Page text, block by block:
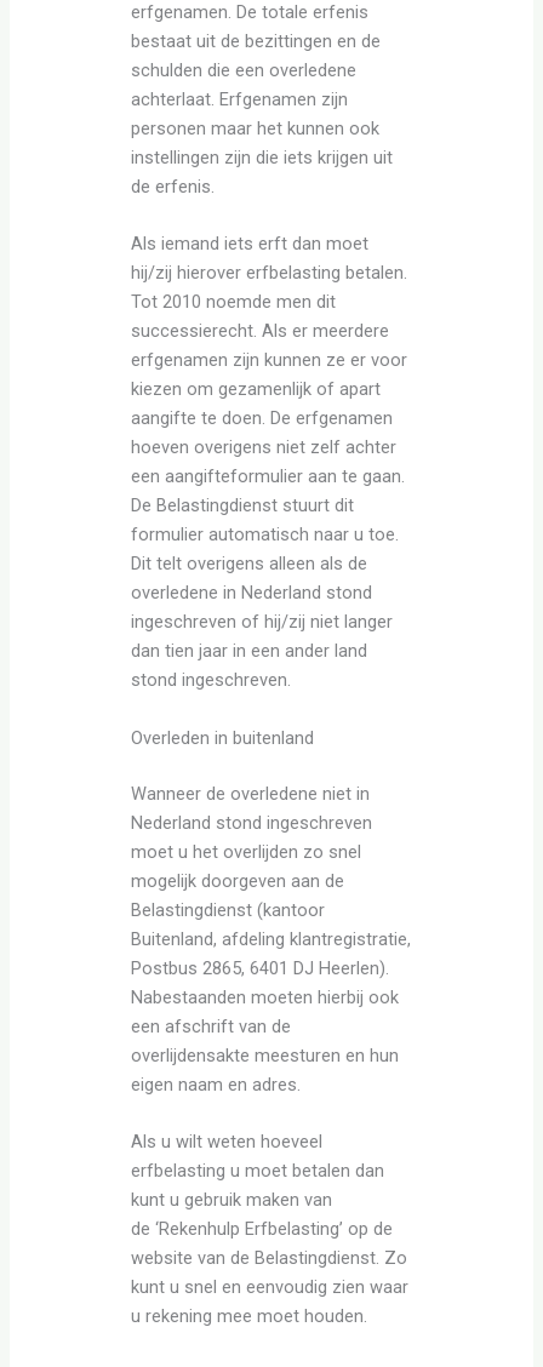
erfgenamen. De totale erfenis
bestaat uit de bezittingen en de
schulden die een overledene
achterlaat. Erfgenamen zijn
personen maar het kunnen ook
instellingen zijn die iets krijgen uit
de erfenis.
Als iemand iets erft dan moet
hij/zij hierover erfbelasting betalen.
Tot 2010 noemde men dit
successierecht. Als er meerdere
erfgenamen zijn kunnen ze er voor
kiezen om gezamenlijk of apart
aangifte te doen. De erfgenamen
hoeven overigens niet zelf achter
een aangifteformulier aan te gaan.
De Belastingdienst stuurt dit
formulier automatisch naar u toe.
Dit telt overigens alleen als de
overledene in Nederland stond
ingeschreven of hij/zij niet langer
dan tien jaar in een ander land
stond ingeschreven.
Overleden in buitenland
Wanneer de overledene niet in
Nederland stond ingeschreven
moet u het overlijden zo snel
mogelijk doorgeven aan de
Belastingdienst (kantoor
Buitenland, afdeling klantregistratie,
Postbus 2865, 6401 DJ Heerlen).
Nabestaanden moeten hierbij ook
een afschrift van de
overlijdensakte meesturen en hun
eigen naam en adres.
Als u wilt weten hoeveel
erfbelasting u moet betalen dan
kunt u gebruik maken van
de ‘Rekenhulp Erfbelasting’ op de
website van de Belastingdienst. Zo
kunt u snel en eenvoudig zien waar
u rekening mee moet houden.